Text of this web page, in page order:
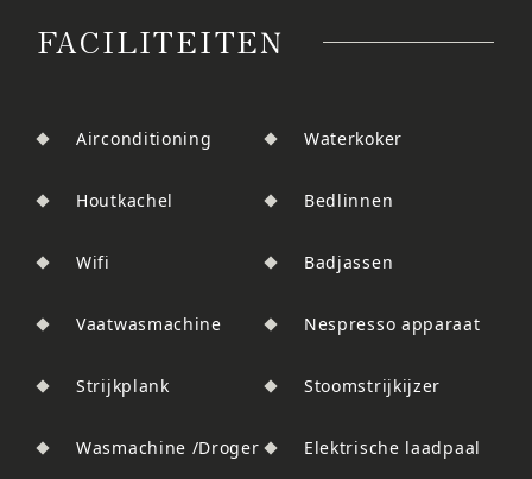
FACILITEITEN
Airconditioning Waterkoker
Houtkachel Bedlinnen
Wifi Badjassen
Vaatwasmachine Nespresso apparaat
Strijkplank Stoomstrijkijzer
Wasmachine /Droger Elektrische laadpaal